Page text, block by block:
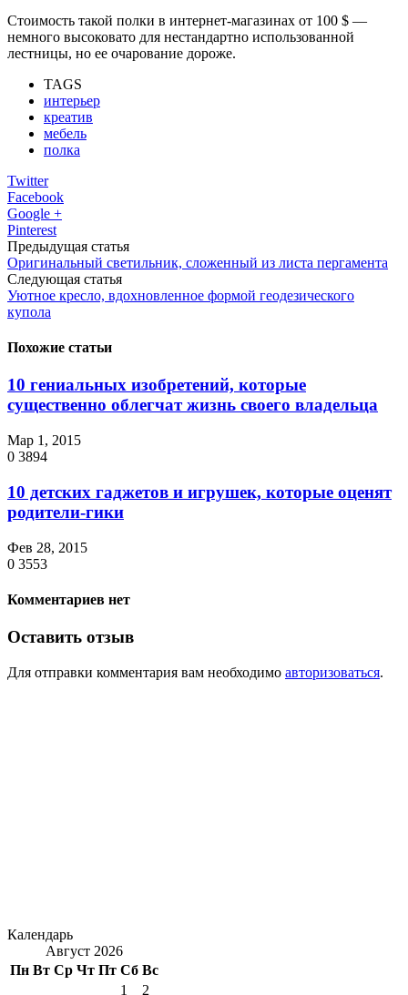
Стоимость такой полки в интернет-магазинах от 100 $ —
немного высоковато для нестандартно использованной
лестницы, но ее очарование дороже.
TAGS
интерьер
креатив
мебель
полка
Twitter
Facebook
Google +
Pinterest
Предыдущая статья
Оригинальный светильник, сложенный из листа пергамента
Следующая статья
Уютное кресло, вдохновленное формой геодезического
купола
Похожие статьи
10 гениальных изобретений, которые
существенно облегчат жизнь своего владельца
Мар 1, 2015
0 3894
10 детских гаджетов и игрушек, которые оценят
родители-гики
Фев 28, 2015
0 3553
Комментариев нет
Оставить отзыв
Для отправки комментария вам необходимо авторизоваться.
Календарь
Август 2026
Пн Вт Ср Чт Пт Сб Вс
1
2